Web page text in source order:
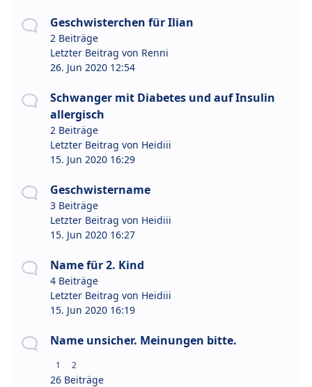
Geschwisterchen für Ilian
2 Beiträge
Letzter Beitrag von Renni
26. Jun 2020 12:54
Schwanger mit Diabetes und auf Insulin
allergisch
2 Beiträge
Letzter Beitrag von Heidiii
15. Jun 2020 16:29
Geschwistername
3 Beiträge
Letzter Beitrag von Heidiii
15. Jun 2020 16:27
Name für 2. Kind
4 Beiträge
Letzter Beitrag von Heidiii
15. Jun 2020 16:19
Name unsicher. Meinungen bitte.
1 2
26 Beiträge